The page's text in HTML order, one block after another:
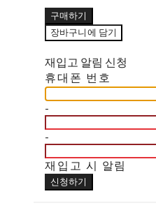
구매하기
장바구니에 담기
재입고 알림 신청
휴대폰 번호
-
-
재입고 시 알림
신청하기